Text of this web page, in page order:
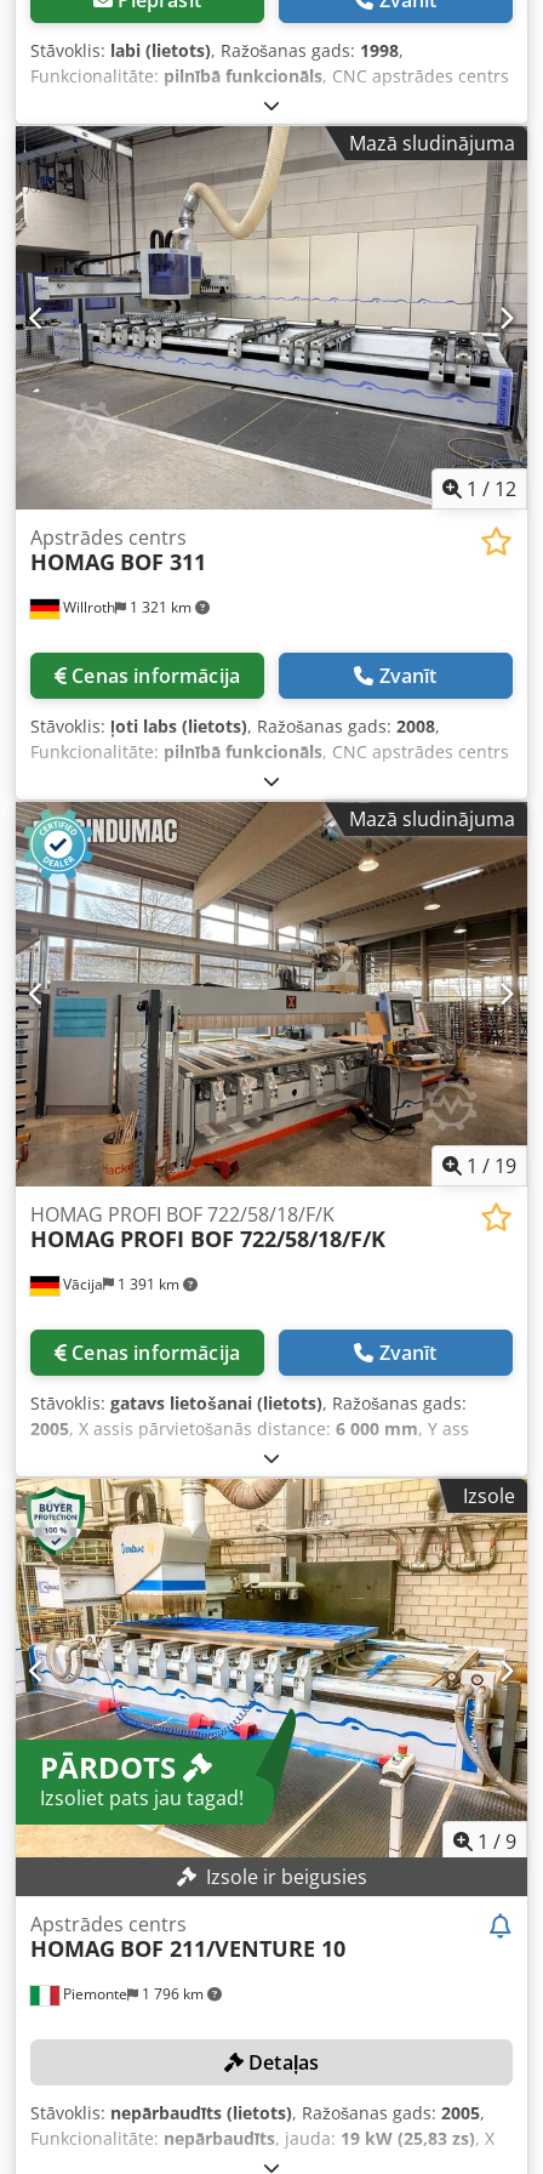
Stāvoklis: labi (lietots), Ražošanas gads: 1998,
Funkcionalitāte: pilnībā funkcionāls, CNC apstrādes centrs
• Homag BOF 321, izgatavošanas gads 1998 domāts kāpņu
un citu detaļu ražošanai. • Homag PC83 vadības sistēma •
Darba zona X = 5200 mm • Darba zona Y = 1300 mm •
Darba zona Z = 410 mm • Frēzēšanas vārpstu skaits: 2 •
Frēzēšanas vārpstu dzinēji: 12 kW • Maksimālais
apgriezienu skaits: 24 000 apgr./min • Grozāms rokturis: Jā
• 4 asu iekārta • Instrumentu stiprināšanas sistēma: HSK-
F63 Dodpfx Aex S Ewrehqjwa • Divi instrumentu magazīni:
katrā pa 12 instrumentiem • Dubults darba lauks • Vadības
konsolu skaits: 10 • Vakuuma sūknis: 2 • Vakuuma sūkņa
jauda: 100 m³/h • Drošības ierīce: kāju paklājs • CE
marķējums: Jā
Mazā sludinājuma
1 / 12
Willroth 1 321 km
Apstrādes centrs
HOMAG BOF 311
Cenas informācija Zvanīt
Stāvoklis: ļoti labs (lietots), Ražošanas gads: 2008,
Funkcionalitāte: pilnībā funkcionāls, CNC apstrādes centrs
HOMAG BOF 311 Pieejams no 2026. gada augusta Dodpsy I
Dtqjfx Ahqowa - Izgatavošanas gads: 2008 (ikgadējais
serviss veikts HOMAG) - 2024. gadā atjaunots galvenais
vārpsta - WoodWop programmatūra - AP galds
(automātiskais galds) - Galda izmēri: 6000 x 1525 mm (10
konsoles) - 18,5 kW galvenā vārpsta / C ass + Flex-5
saskarne - Apstrādes virziens Y ar priekšējiem atbalstiem:
1525 mm - Apstrādes virziens Y ar aizmugurējiem
atbalstiem: 1850 mm - Urbšanas galva - 30 pozīciju ķēdes
tipa instrumentu mainītājs - Rievzāģēšanas agregāts X asī
(grozāms 0-90°) - Bez instrumentiem / agregātiem / skaidu
transporteru - Vakuuma sūknis Jautājumu gadījumā droši
jautājiet. Papildu foto/video pēc pieprasījuma. Iespējama
apskate ražošanas procesā, varam to organizēt jums.
Mazā sludinājuma
1 / 19
Vācija 1 391 km
HOMAG PROFI BOF 722/58/18/F/K
HOMAG PROFI BOF 722/58/18/F/K
Cenas informācija Zvanīt
Stāvoklis: gatavs lietošanai (lietots), Ražošanas gads:
2005, X assis pārvietošanās distance: 6 000 mm, Y ass
1 800 mm
attālums:380 mm, asu skaits:5, Šī 5 asu HOMAG PROFI
BOF 722/58/18/F/K tika ražota 2005. gadā, un tās apstrādes
diapazons ir X = 6000 mm, Y = 1800 mm un Z = 380 mm.
Tajā ir 2019. gadā nomainītā 5 asu dakšu galva un divi
pārvietojamie plākšņu mainītāji ar 18 slotiem katrs. Ideāli
piemērots progresīvai kokapstrādei, apsveriet iespēju
iegādāties šo HOMAG PROFI BOF 722/58/18/F/K CNC
apstrādes centru. Sazinieties ar mums, lai iegūtu vairāk
informācijas par šo mašīnu. Dedpfxox D Hxfs Ahqjwa
Izsole
PĀRDOTS
Izsoliet pats jau tagad!
1 /9
Izsole ir beigusies
Piemonte 1 796 km
Apstrādes centrs
HOMAG BOF 211/VENTURE 10
Detaļas
Stāvoklis: nepārbaudīts (lietots), Ražošanas gads: 2005,
Funkcionalitāte: nepārbaudīts, jauda: 19 kW (25,83 zs), X
assis pārvietošanās distance:4 175 mm